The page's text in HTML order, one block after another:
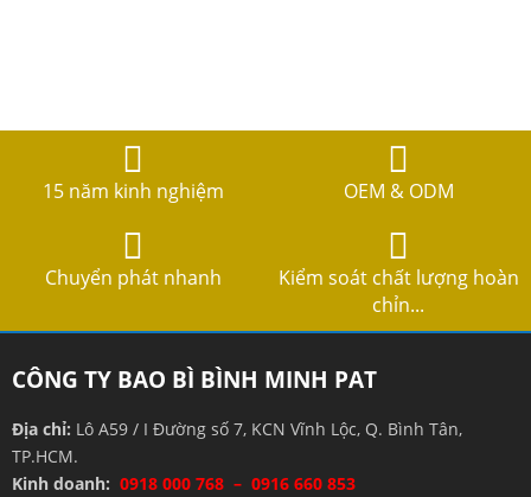
15 năm kinh nghiệm OEM & ODM
Chuyển phát nhanh
Kiểm soát chất lượng hoàn
chỉn...
CÔNG TY BAO BÌ BÌNH MINH PAT
Địa chỉ: Lô A59 / I Đường số 7, KCN Vĩnh Lộc, Q. Bình Tân,
TP.HCM.
Kinh doanh: 0918 000 768 – 0916 660 853